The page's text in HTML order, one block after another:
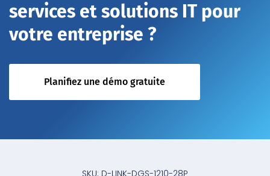
services et solutions IT pour
votre entreprise ?
Planifiez une démo gratuite